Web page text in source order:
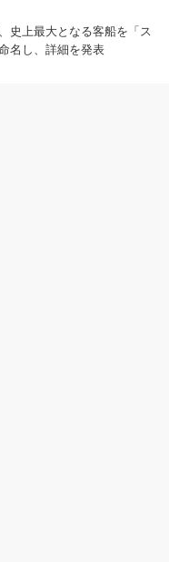
史上最大となる客船を「ス
名し、詳細を発表